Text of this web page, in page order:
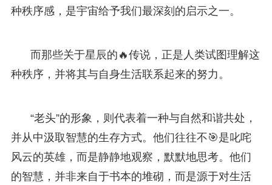
种秩序感，是宇宙给予我们最深刻的启示之一。
而那些关于星辰的🔥传说，正是人类试图理解这
种秩序，并将其与自身生活联系起来的努力。
“老头”的形象，则代表着一种与自然和谐共处，
并从中汲取智慧的生存方式。他们往往不🎯是叱咤
风云的英雄，而是静静地观察，默默地思考。他们
的智慧，并非来自于书本的堆砌，而是源于对生活